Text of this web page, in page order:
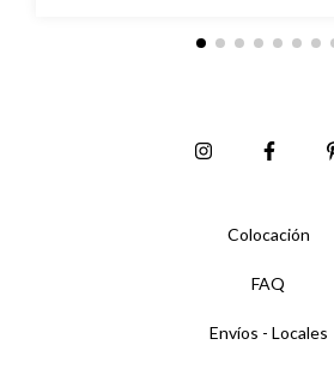
Colocación
FAQ
Envíos - Locales